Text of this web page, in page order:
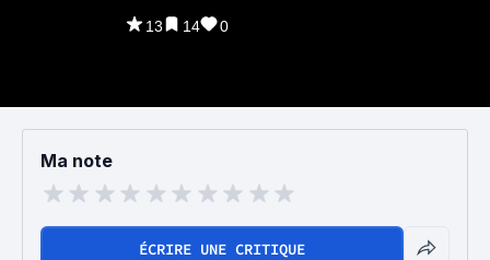
13 14 0
Ma note
ÉCRIRE UNE CRITIQUE